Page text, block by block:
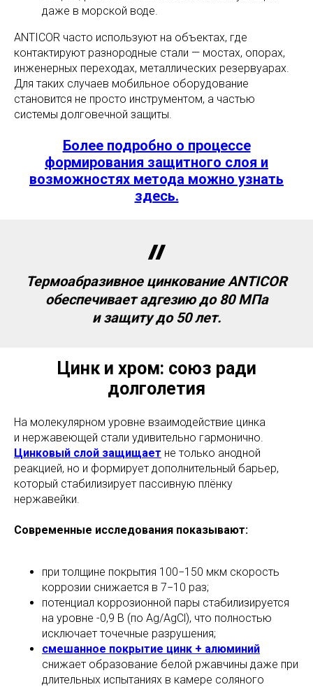
даже в морской воде.
ANTICOR часто используют на объектах, где
контактируют разнородные стали — мостах, опорах,
инженерных переходах, металлических резервуарах.
Для таких случаев мобильное оборудование
становится не просто инструментом, а частью
системы долговечной защиты.
Более подробно о процессе
формирования защитного слоя и
возможностях метода можно узнать
здесь.
Термоабразивное цинкование ANTICOR
обеспечивает адгезию до 80 МПа
и защиту до 50 лет.
Цинк и хром: союз ради
долголетия
На молекулярном уровне взаимодействие цинка
и нержавеющей стали удивительно гармонично.
Цинковый слой защищает не только анодной
реакцией, но и формирует дополнительный барьер,
который стабилизирует пассивную плёнку
нержавейки.
Современные исследования показывают:
при толщине покрытия 100−150 мкм скорость
коррозии снижается в 7−10 раз;
потенциал коррозионной пары стабилизируется
на уровне -0,9 В (по Ag/AgCl), что полностью
исключает точечные разрушения;
смешанное покрытие цинк + алюминий
снижает образование белой ржавчины даже при
длительных испытаниях в камере соляного